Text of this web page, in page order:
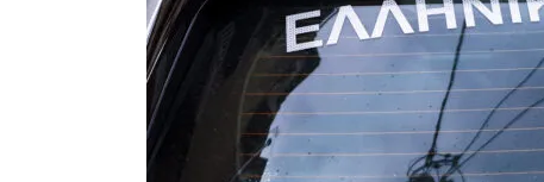
«Τουρισμός για Όλους 2026-2027»: Άνοιξαν οι αιτήσεις – Ποιοι
Αναβαθμίζεται η πρόσβαση στο Δεβελίκι Γοματίου με οδικό έργο
Ιωάννης Γιώργος: «Εγκρίθηκε η λειτουργία εκτός έδρας τμήματος
Η Κεντρική Μακεδονία ανοίγει τον δρόμο του οινοτουρισμού σε